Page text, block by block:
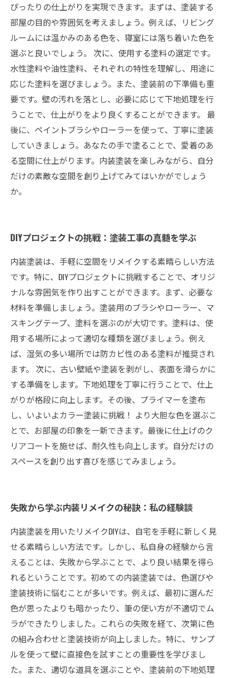
ぴったりの仕上がりを実現できます。まずは、塗装する
部屋の目的や雰囲気を考えましょう。例えば、リビング
ルームには温かみのある色を、寝室には落ち着いた色を
選ぶと良いでしょう。 次に、使用する塗料の選定です。
水性塗料や油性塗料、それぞれの特性を理解し、用途に
応じた塗料を選びましょう。また、塗装前の下準備も重
要です。壁の汚れを落とし、必要に応じて下地処理を行
うことで、仕上がりをより良くすることができます。 最
後に、ペイントブラシやローラーを使って、丁寧に塗装
していきましょう。あなたの手で塗ることで、愛着のあ
る空間に仕上がります。内装塗装を楽しみながら、自分
だけの素敵な空間を創り上げてみてはいかがでしょう
か。
DIYプロジェクトの挑戦：塗装工事の真髄を学ぶ
内装塗装は、手軽に空間をリメイクする素晴らしい方法
です。特に、DIYプロジェクトに挑戦することで、オリジ
ナルな雰囲気を作り出すことができます。まず、必要な
材料を準備しましょう。塗装用のブラシやローラー、マ
スキングテープ、塗料を選ぶのが大切です。塗料は、使
用する場所によって適切な種類を選びましょう。例え
ば、湿気の多い場所では防カビ性のある塗料が推奨され
ます。 次に、古い壁紙や塗装を剥がし、表面を滑らかに
する準備をします。下地処理を丁寧に行うことで、仕上
がりが格段に向上します。その後、プライマーを塗布
し、いよいよカラー塗装に挑戦！ より大胆な色を選ぶこ
とで、お部屋の印象を一新できます。最後に仕上げのク
リアコートを施せば、耐久性も向上します。自分だけの
スペースを創り出す喜びを感じてみましょう。
失敗から学ぶ内装リメイクの秘訣：私の経験談
内装塗装を用いたリメイクDIYは、自宅を手軽に新しく見
せる素晴らしい方法です。しかし、私自身の経験から言
えることは、失敗から学ぶことで、より良い結果を得ら
れるということです。初めての内装塗装では、色選びや
塗装技術に悩むことが多いです。例えば、最初に選んだ
色が思ったよりも暗かったり、筆の使い方が不適切でム
ラができたりしました。これらの失敗を経て、次第に色
の組み合わせと塗装技術が向上しました。特に、サンプ
ルを使って壁に直接色を試すことの重要性を学びまし
た。また、適切な道具を選ぶことや、塗装前の下地処理